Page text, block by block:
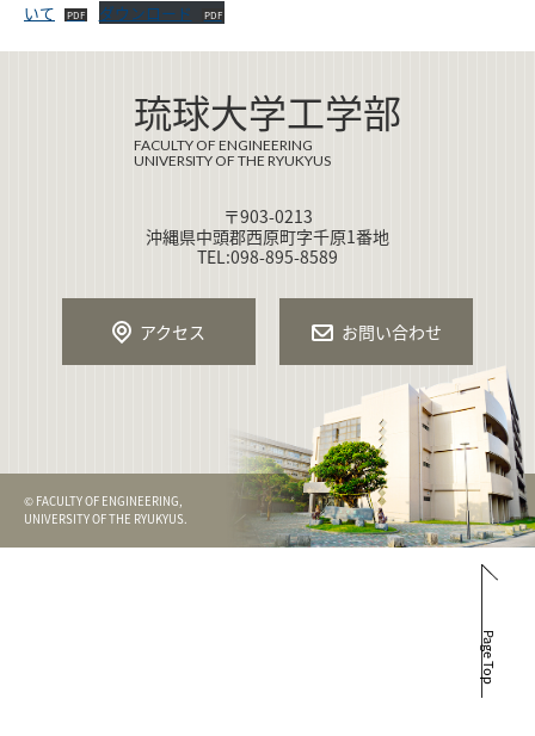
いて
ダウンロード
Page Top
アクセス お問い合わせ
琉球大学工学部
FACULTY OF ENGINEERING
UNIVERSITY OF THE RYUKYUS
〒903-0213
沖縄県中頭郡西原町字千原1番地
TEL:098-895-8589
© FACULTY OF ENGINEERING,
UNIVERSITY OF THE RYUKYUS.